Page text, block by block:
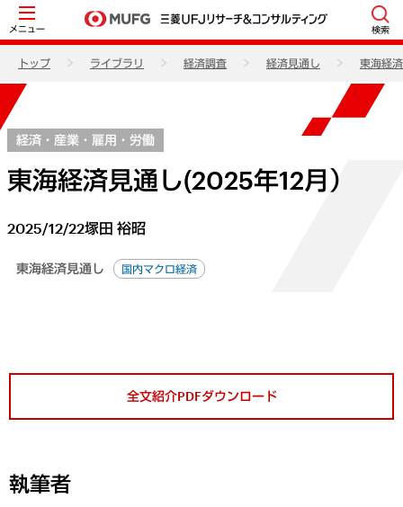
メニュー 検索
トップ ライブラリ 経済調査 経済見通し 東海経
経済・産業・雇用・労働
東海経済見通し(2025年12月）
2025/12/22塚田 裕昭
東海経済見通し 国内マクロ経済
全文紹介PDFダウンロード
執筆者